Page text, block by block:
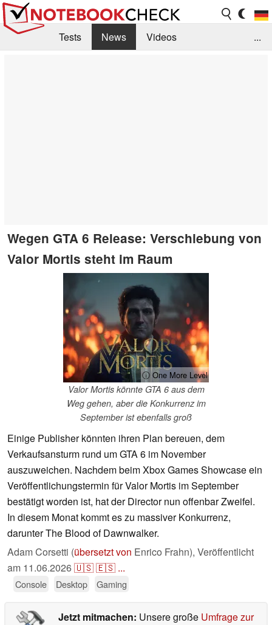
Tests News
Videos
...
Wegen GTA 6 Release: Verschiebung von
Valor Mortis steht im Raum
ⓘ One More Level
Valor Mortis könnte GTA 6 aus dem
Weg gehen, aber die Konkurrenz im
September ist ebenfalls groß
Einige Publisher könnten ihren Plan bereuen, dem
Verkaufsansturm rund um GTA 6 im November
auszuweichen. Nachdem beim Xbox Games Showcase ein
Veröffentlichungstermin für Valor Mortis im September
bestätigt worden ist, hat der Director nun offenbar Zweifel.
In diesem Monat kommt es zu massiver Konkurrenz,
darunter The Blood of Dawnwalker.
Adam Corsetti (übersetzt von Enrico Frahn), Veröffentlicht
am 11.06.2026🇺🇸🇪🇸 ...
Console Desktop Gaming
Jetzt mitmachen: Unsere große Umfrage zur